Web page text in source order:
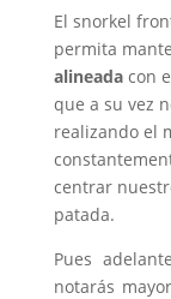
El snorkel
permita
alineadacon
que a su vez
realizando el
centrar
patada.
Pues
notarás